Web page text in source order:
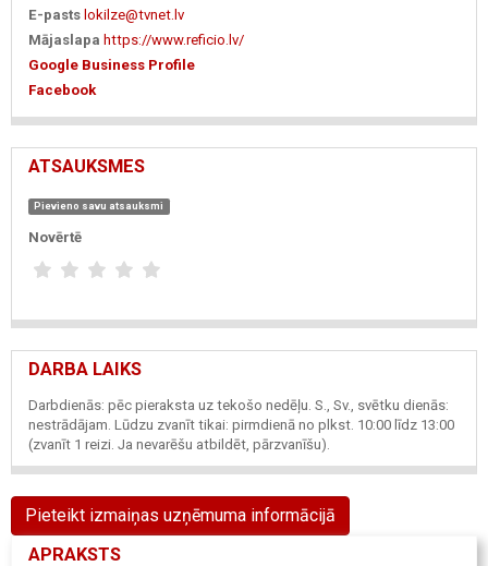
E-pasts lokilze@tvnet.lv
Mājaslapa https://www.reficio.lv/
Google Business Profile
Facebook
ATSAUKSMES
Pievieno savu atsauksmi
Novērtē
DARBA LAIKS
Darbdienās: pēc pieraksta uz tekošo nedēļu. S., Sv., svētku dienās:
nestrādājam. Lūdzu zvanīt tikai: pirmdienā no plkst. 10:00 līdz 13:00
(zvanīt 1 reizi. Ja nevarēšu atbildēt, pārzvanīšu).
Pieteikt izmaiņas uzņēmuma informācijā
APRAKSTS